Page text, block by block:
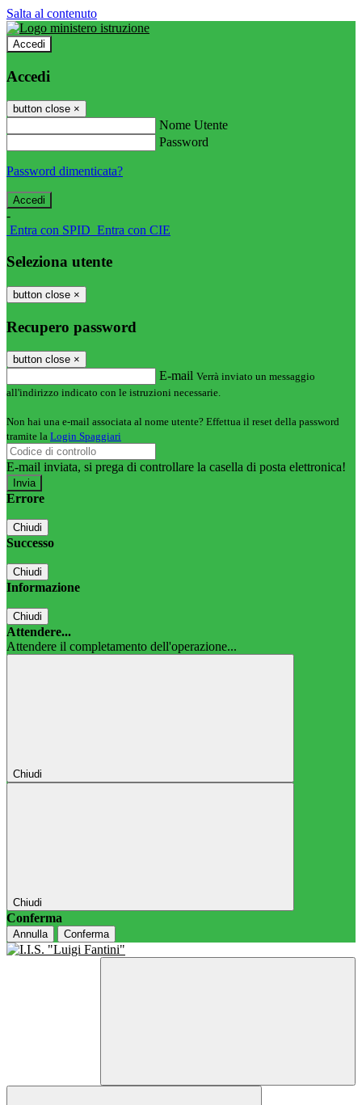
Salta al contenuto
Accedi
Accedi
button close ×
Nome Utente
Password
Password dimenticata?
-
Entra con SPID Entra con CIE
Seleziona utente
button close ×
Recupero password
button close ×
E-mail Verrà inviato un messaggio
all'indirizzo indicato con le istruzioni necessarie.
Non hai una e-mail associata al nome utente? Effettua il reset della password
tramite la Login Spaggiari
E-mail inviata, si prega di controllare la casella di posta elettronica!
Errore
Chiudi
Successo
Chiudi
Informazione
Chiudi
Attendere...
Attendere il completamento dell'operazione...
Chiudi
Chiudi
Conferma
Annulla Conferma